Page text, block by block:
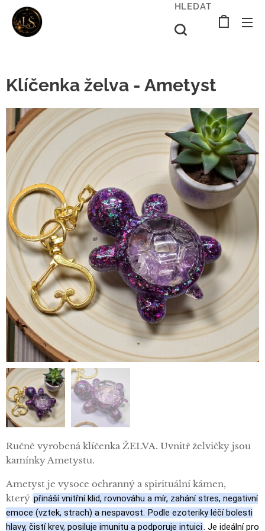
HLEDAT
Klíčenka želva - Ametyst
Ručně vyrobená klíčenka ŽELVA. Uvnitř želvičky jsou
kamínky Ametystu.
Ametyst je vysoce ochranný a spirituální kámen,
který přináší vnitřní klid, rovnováhu a mír, zahání stres, negativní
emoce (vztek, strach) a nespavost. Podle ezoteriky léčí bolesti
hlavy, čistí krev, posiluje imunitu a podporuje intuici. Je ideální pro